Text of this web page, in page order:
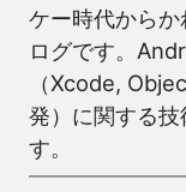
ケー時代から
ログです。
（Xcode,
発）に関する
す。